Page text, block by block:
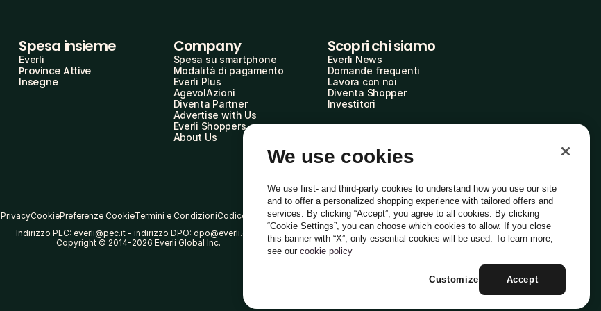
Spesa insieme
Everli
Province Attive
Insegne
Company
Spesa su smartphone
Modalità di pagamento
Everli Plus
AgevolAzioni
Diventa Partner
Advertise with Us
Everli Shoppers
About Us
Scopri chi siamo
Everli News
Domande frequenti
Lavora con noi
Diventa Shopper
Investitori
PrivacyCookiePreferenze CookieTermini e CondizioniCodice Etico
Indirizzo PEC: everli@pec.it - indirizzo DPO: dpo@everli.com
Copyright © 2014-2026 Everli Global Inc.
Italiano
We use cookies
We use first- and third-party cookies to understand how you use our site
and to offer a personalized shopping experience with tailored offers and
services. By clicking “Accept”, you agree to all cookies. By clicking
“Cookie Settings”, you can choose which cookies to allow. If you close
this banner with “X”, only essential cookies will be used. To learn more,
see our cookie policy
Accept
Customize